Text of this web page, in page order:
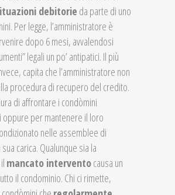
debitorie da parte di uno
Per legge, l’amministratore è
dopo 6 mesi, avvalendosi
legali un po’ antipatici. Il più
capita che l’amministratore non
procedura di recupero del credito.
di affrontare i condòmini
oppure per mantenere il loro
nelle assemblee di
carica. Qualunque sia la
mancato interventocausa un
il condominio. Chi ci rimette,